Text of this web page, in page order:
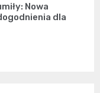
Nowa
dla